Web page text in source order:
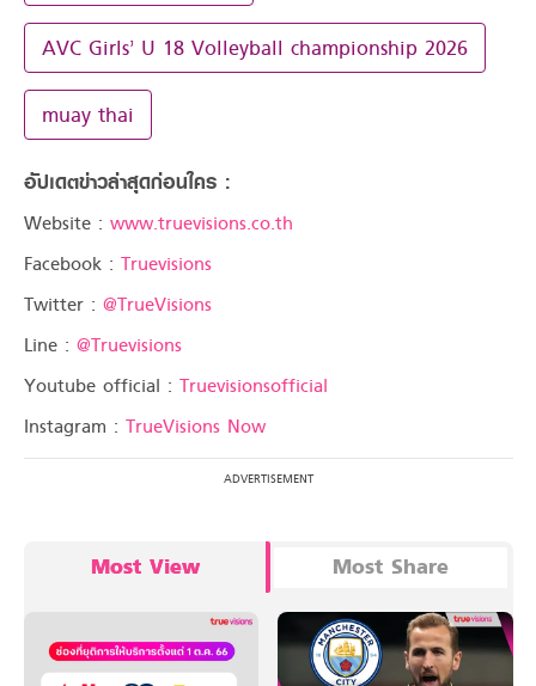
AVC Girls’ U 18 Volleyball championship 2026
muay thai
อัปเดตข่าวล่าสุดก่อนใคร :
Website : www.truevisions.co.th
Facebook : Truevisions
Twitter : @TrueVisions
Line : @Truevisions
Youtube official : Truevisionsofficial
Instagram : TrueVisions Now
Most View Most Share